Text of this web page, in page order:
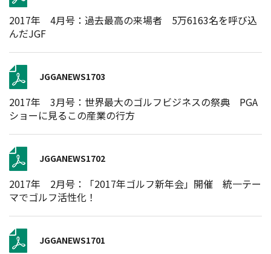
2017年 4月号：過去最高の来場者 5万6163名を呼び込
んだJGF
JGGANEWS1703
2017年 3月号：世界最大のゴルフビジネスの祭典 PGA
ショーに見るこの産業の行方
JGGANEWS1702
2017年 2月号：「2017年ゴルフ新年会」開催 統一テー
マでゴルフ活性化！
JGGANEWS1701